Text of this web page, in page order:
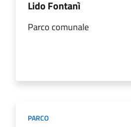
Lido Fontanì
Parco comunale
PARCO